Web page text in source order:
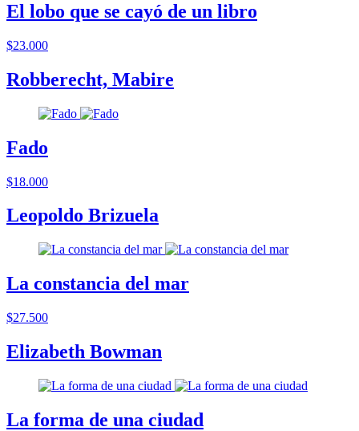
El lobo que se cayó de un libro
$23.000
Robberecht, Mabire
Fado
$18.000
Leopoldo Brizuela
La constancia del mar
$27.500
Elizabeth Bowman
La forma de una ciudad